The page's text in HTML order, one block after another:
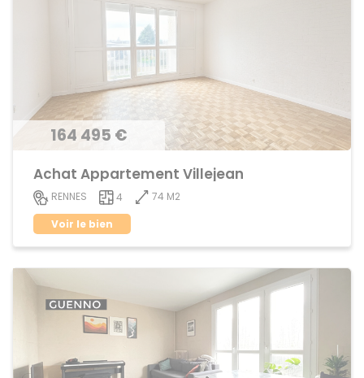
164 495 €
Achat Appartement Villejean
RENNES 4
74 M2
Voir le bien